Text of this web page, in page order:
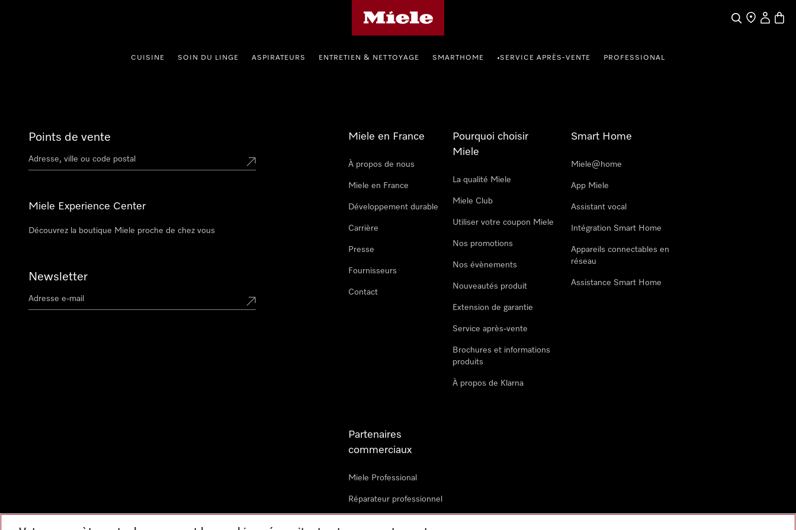
SearchFind a store
My
CUISINE SOIN DU LINGE ASPIRATEURS ENTRETIEN & NETTOYAGE SMARTHOME •SERVICE APRÈS-VENTE PROFESSIONAL
Points de vente
Miele Experience Center
Découvrez la boutique Miele proche de chez vous
Newsletter
Miele en France
À propos de nous
Miele en France
Développement durable
Carrière
Presse
Fournisseurs
Contact
Pourquoi choisir
Miele
La qualité Miele
Miele Club
Utiliser votre coupon Miele
Nos promotions
Nos évènements
Nouveautés produit
Extension de garantie
Service après-vente
Brochures et informations
produits
À propos de Klarna
Smart Home
Miele@home
App Miele
Assistant vocal
Intégration Smart Home
Appareils connectables en
réseau
Assistance Smart Home
Partenaires
commerciaux
Miele Professional
Réparateur professionnel